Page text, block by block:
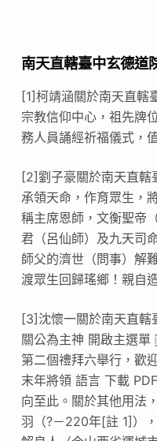
南天直轄臺中玄德道
[1]柯靖涵關於南天直轄
宗教信仰中心，祖先牌
務人員誦經祈福儀式，
[2]劉子豪關於南天直轄
承領天命，作育眾生，
稱主席恩師，文衡聖帝
君（呂仙師）及九天司
師父的濟世（問事）解
渡眾生回歸瑤鄉！親自
[3]沈懷一關於南天直轄
關公為主神 開啟主選
第二個禮拜六舉行，歡
末年將領 語言 下載
向至此。關於其他用法
羽（?－220年[註 1]）